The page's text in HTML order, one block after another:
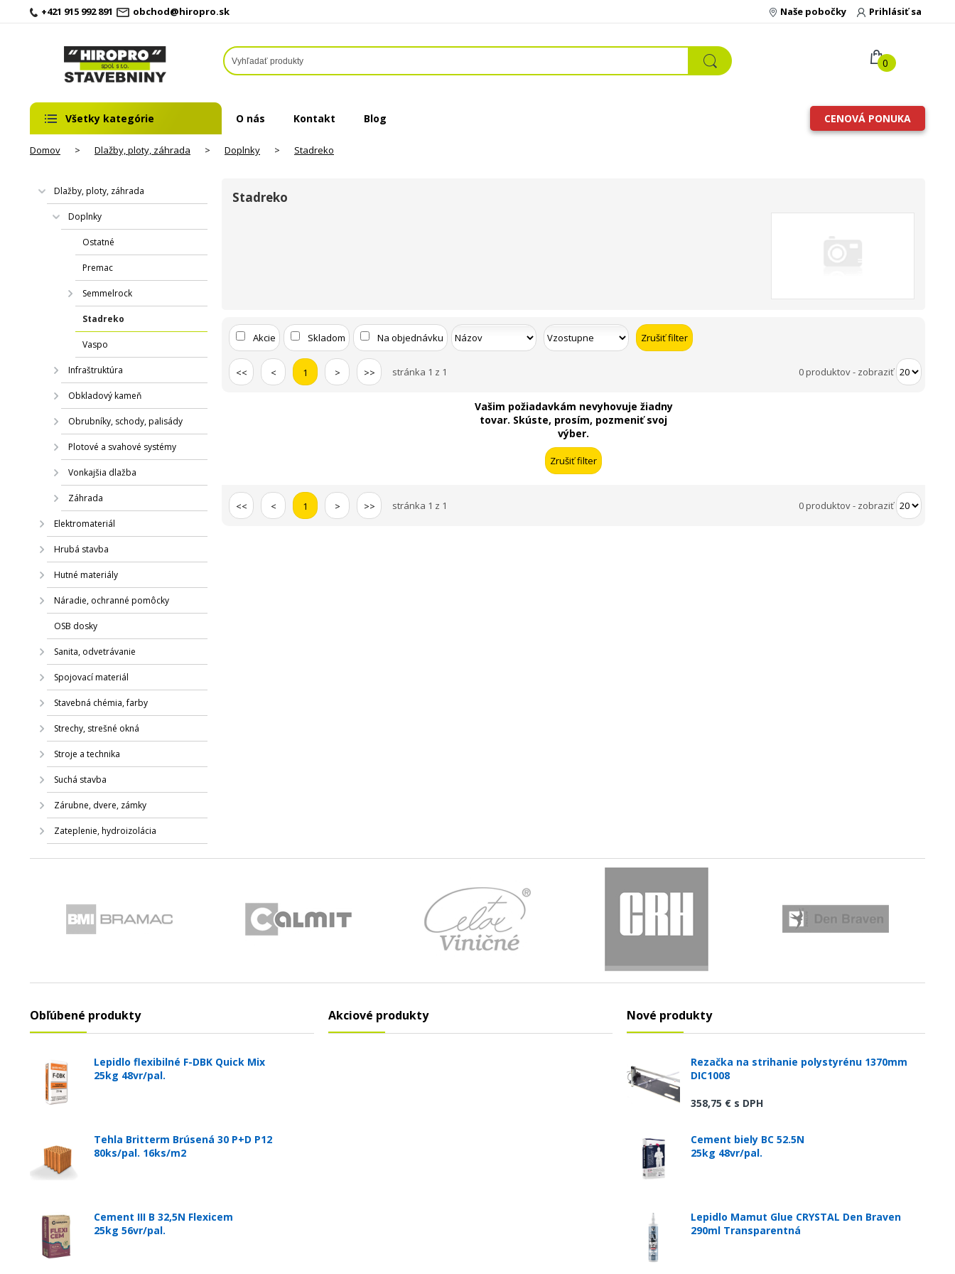
+421 915 992 891 obchod@hiropro.sk Prihlásiť sa
Naše pobočky
0
Všetky kategórie O nás Kontakt Blog CENOVÁ PONUKA
Domov > Dlažby, ploty, záhrada > Doplnky > Stadreko
Dlažby, ploty, záhrada
Doplnky
Ostatné
Premac
Semmelrock
Stadreko
Vaspo
Infraštruktúra
Obkladový kameň
Obrubníky, schody, palisády
Plotové a svahové systémy
Vonkajšia dlažba
Záhrada
Elektromateriál
Hrubá stavba
Hutné materiály
Náradie, ochranné pomôcky
OSB dosky
Sanita, odvetrávanie
Spojovací materiál
Stavebná chémia, farby
Strechy, strešné okná
Stroje a technika
Suchá stavba
Zárubne, dvere, zámky
Zateplenie, hydroizolácia
Stadreko
Akcie Skladom Na objednávku
<< < 1 > >> stránka 1 z 1 0 produktov- zobraziť
Vašim požiadavkám nevyhovuje žiadny
tovar. Skúste, prosím, pozmeniť svoj
výber.
<< < 1 > >> stránka 1 z 1 0 produktov- zobraziť
Obľúbené produkty
Lepidlo flexibilné F-DBK Quick Mix
25kg 48vr/pal.
Tehla Britterm Brúsená 30 P+D P12
80ks/pal. 16ks/m2
Cement III B 32,5N Flexicem
25kg 56vr/pal.
Akciové produkty Nové produkty
Rezačka na strihanie polystyrénu 1370mm
DIC1008
358,75 € s DPH
Cement biely BC 52.5N
25kg 48vr/pal.
Lepidlo Mamut Glue CRYSTAL Den Braven
290ml Transparentná